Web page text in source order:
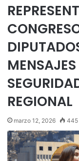
REGIONAL
marzo 12, 2026 445